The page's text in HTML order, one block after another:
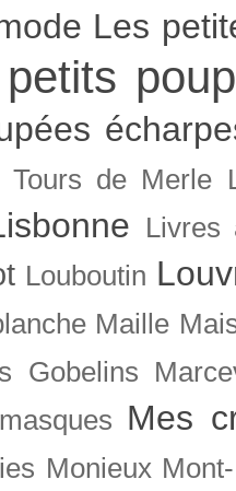
Les
Tours de Merle
Livres
Louboutin
Maille
Gobelins
masques Mes
Monieux